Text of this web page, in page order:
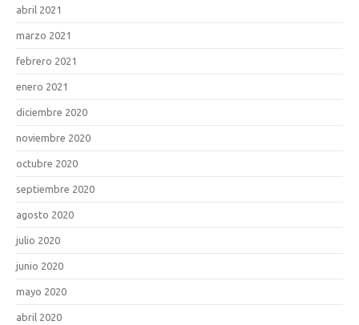
abril 2021
marzo 2021
febrero 2021
enero 2021
diciembre 2020
noviembre 2020
octubre 2020
septiembre 2020
agosto 2020
julio 2020
junio 2020
mayo 2020
abril 2020